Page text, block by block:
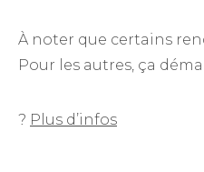
À noter que certains
Pour les autres, ça
? Plus d’infos